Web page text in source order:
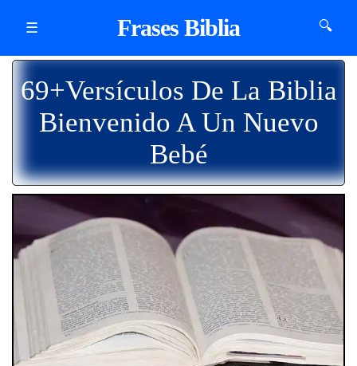
☰ Frases Biblia 🔍
69+Versículos De La Biblia
Bienvenido A Un Nuevo
Bebé